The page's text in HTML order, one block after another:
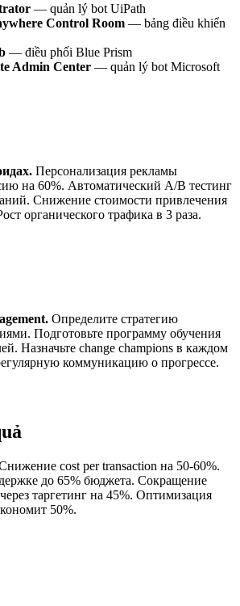
— quản lý bot UiPath
Control Room — bảng điều khiển
— điều phối Blue Prism
Admin Center — quản lý bot Microsoft
Персонализация рекламы
на 60%. Автоматический A/B тестинг
Снижение стоимости привлечения
органического трафика в 3 раза.
Определите стратегию
Подготовьте программу обучения
Назначьте change champions в каждом
коммуникацию о прогрессе.
cost per transaction на 50-60%.
до 65% бюджета. Сокращение
таргетинг на 45%. Оптимизация
50%.